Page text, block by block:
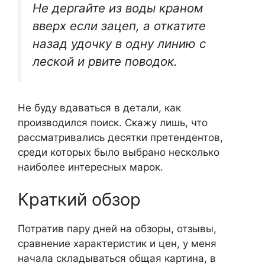
Не дергайте из воды краном
вверх если зацеп, а откатите
назад удочку в одну линию с
леской и рвите поводок.
Не буду вдаваться в детали, как
производился поиск. Скажу лишь, что
рассматривались десятки претендентов,
среди которых было выбрано несколько
наиболее интересных марок.
Краткий обзор
Потратив пару дней на обзоры, отзывы,
сравнение характеристик и цен, у меня
начала складываться общая картина, в